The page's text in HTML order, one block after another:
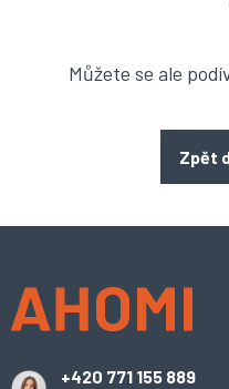
Můžete se ale
Zpět
+420 771 155 889